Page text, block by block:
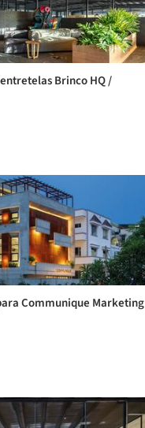
Brinco HQ /
Communique Marketing